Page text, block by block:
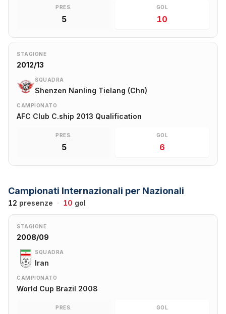
PRES.
5
GOL
10
STAGIONE
2012/13
SQUADRA
Shenzen Nanling Tielang (Chn)
CAMPIONATO
AFC Club C.ship 2013 Qualification
PRES.
5
GOL
6
Campionati Internazionali per Nazionali
12 presenze · 10 gol
STAGIONE
2008/09
SQUADRA
Iran
CAMPIONATO
World Cup Brazil 2008
PRES. GOL